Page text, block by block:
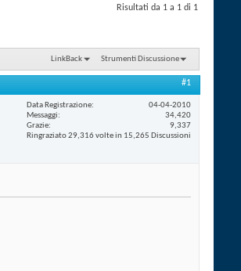
Risultati da 1 a 1 di 1
LinkBack Strumenti Discussione
#1
Data Registrazione
04-04-2010
Messaggi
34,420
Grazie
9,337
Ringraziato 29,316 volte in 15,265 Discussioni